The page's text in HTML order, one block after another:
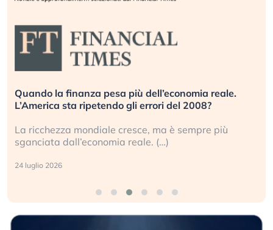
Quando la finanza pesa più dell’economia reale.
L’America sta ripetendo gli errori del 2008?
La ricchezza mondiale cresce, ma è sempre più
sganciata dall’economia reale. (…)
24 luglio 2026